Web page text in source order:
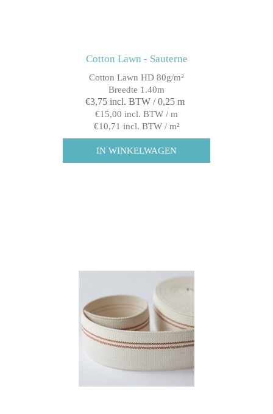
Cotton Lawn - Sauterne
Cotton Lawn HD 80g/m²
Breedte 1.40m
€3,75 incl. BTW / 0,25 m
€15,00 incl. BTW / m
€10,71 incl. BTW / m²